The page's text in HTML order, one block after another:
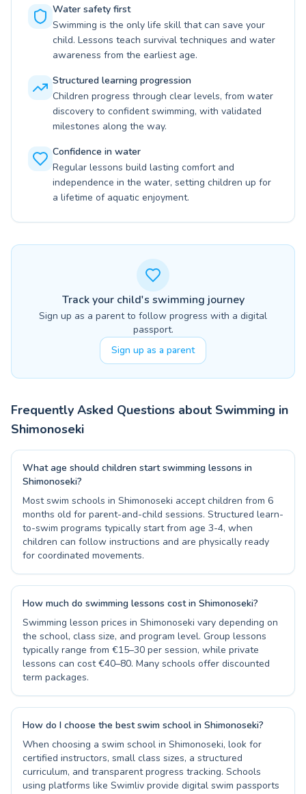
Water safety first
Swimming is the only life skill that can save your
child. Lessons teach survival techniques and water
awareness from the earliest age.
Structured learning progression
Children progress through clear levels, from water
discovery to confident swimming, with validated
milestones along the way.
Confidence in water
Regular lessons build lasting comfort and
independence in the water, setting children up for
a lifetime of aquatic enjoyment.
Track your child's swimming journey
Sign up as a parent to follow progress with a digital
passport.
Sign up as a parent
Frequently Asked Questions about Swimming in
Shimonoseki
What age should children start swimming lessons in
Shimonoseki?
Most swim schools in Shimonoseki accept children from 6
months old for parent-and-child sessions. Structured learn-
to-swim programs typically start from age 3-4, when
children can follow instructions and are physically ready
for coordinated movements.
How much do swimming lessons cost in Shimonoseki?
Swimming lesson prices in Shimonoseki vary depending on
the school, class size, and program level. Group lessons
typically range from €15–30 per session, while private
lessons can cost €40–80. Many schools offer discounted
term packages.
How do I choose the best swim school in Shimonoseki?
When choosing a swim school in Shimonoseki, look for
certified instructors, small class sizes, a structured
curriculum, and transparent progress tracking. Schools
using platforms like Swimliv provide digital swim passports